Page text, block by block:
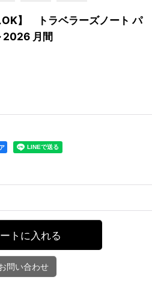
OK】 トラベラーズノート パ
2026 月間
トに入れる
問い合わせ